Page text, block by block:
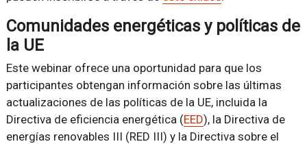
Comunidades energéticas y políticas de
la UE
Este webinar ofrece una oportunidad para que los
participantes obtengan información sobre las últimas
actualizaciones de las políticas de la UE, incluida la
Directiva de eficiencia energética (EED), la Directiva de
energías renovables III (RED III) y la Directiva sobre el